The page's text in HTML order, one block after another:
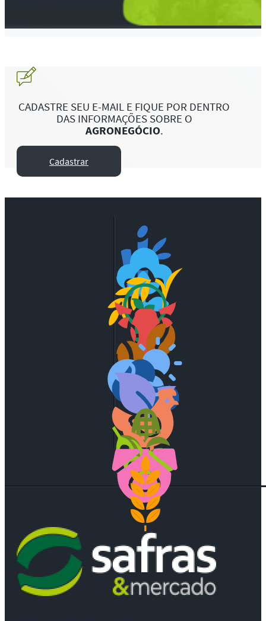
CADASTRE SEU E-MAIL E FIQUE POR DENTRO
DAS INFORMAÇÕES SOBRE O
AGRONEGÓCIO.
Cadastrar